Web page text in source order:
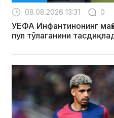
08.08.2026 13:31 0
УЕФА Инфантинонинг
пул тўлаганини